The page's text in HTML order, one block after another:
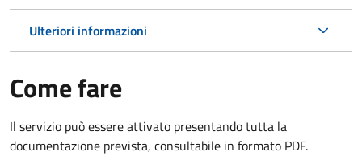
Ulteriori informazioni
Come fare
Il servizio può essere attivato presentando tutta la
documentazione prevista, consultabile in formato PDF.